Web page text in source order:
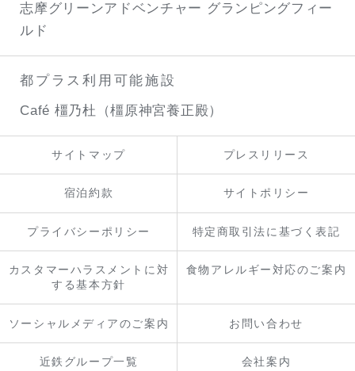
志摩グリーンアドベンチャー グランピングフィー
ルド
都プラス利用可能施設
Café 橿乃杜（橿原神宮養正殿）
サイトマップ プレスリリース
宿泊約款 サイトポリシー
プライバシーポリシー 特定商取引法に基づく表記
カスタマーハラスメントに対
する基本方針
食物アレルギー対応のご案内
ソーシャルメディアのご案内 お問い合わせ
近鉄グループ一覧 会社案内